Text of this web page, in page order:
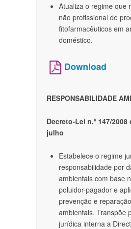
Atualiza o regime que
não profissional de
fitofarmacêuticos em
doméstico.​
Download
RESPONSABILIDADE
Decreto-Lei n.º 147/2008
julho
Estabelece o regime
responsabilidade por
ambientais com base
poluidor-pagador e
prevenção e
ambientais. Transpõe
jurídica interna a